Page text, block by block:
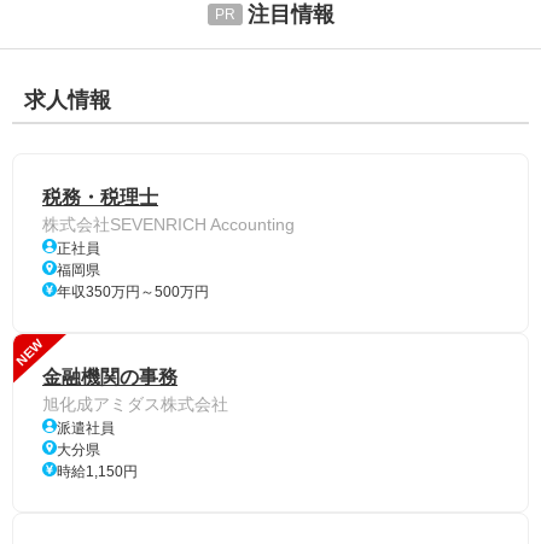
注目情報
求人情報
税務・税理士
株式会社SEVENRICH Accounting
正社員
福岡県
年収350万円～500万円
NEW
金融機関の事務
旭化成アミダス株式会社
派遣社員
大分県
時給1,150円